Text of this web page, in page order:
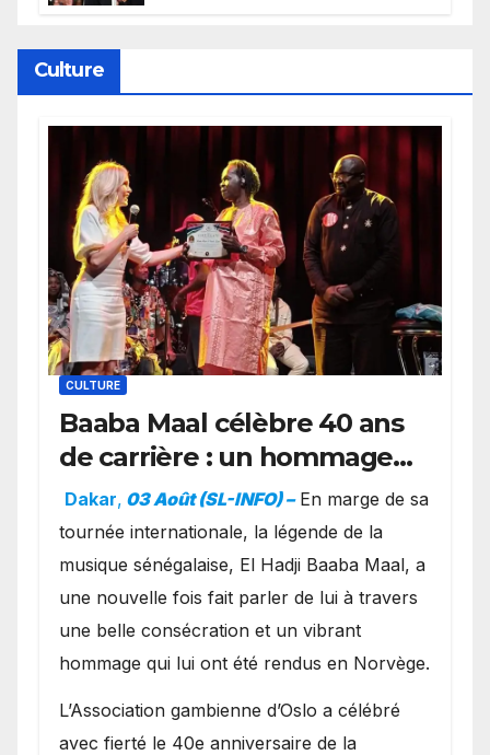
Culture
CULTURE
Baaba Maal célèbre 40 ans
de carrière : un hommage
exceptionnel à Oslo en
présence de la famille
royale.
Dakar, 03 Août (SL-INFO) – ​En marge de sa
tournée internationale, la légende de la
musique sénégalaise, El Hadji Baaba Maal, a
une nouvelle fois fait parler de lui à travers
une belle consécration et un vibrant
hommage qui lui ont été rendus en Norvège.
​L’Association gambienne d’Oslo a célébré
avec fierté le 40e anniversaire de la